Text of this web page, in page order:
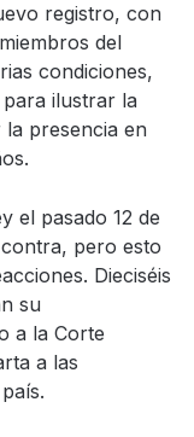
registro, con
del
condiciones,
ilustrar la
presencia en
el pasado 12 de
pero esto
Dieciséis
su
a la Corte
a las